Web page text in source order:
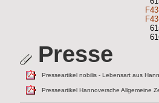
Presse
Presseartikel nobilis - Lebensart aus
Presseartikel Hannoversche Allgemeine